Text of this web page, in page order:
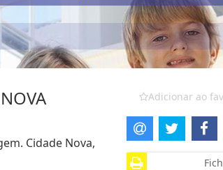
Cidade Nova,
Adicionar ao